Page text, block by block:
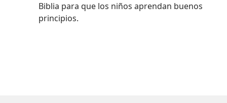
Biblia para que los niños aprendan buenos
principios.